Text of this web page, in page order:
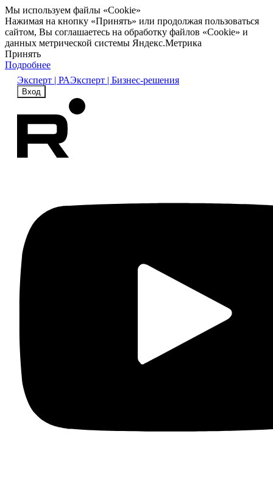
Мы используем файлы «Cookie»
Нажимая на кнопку «Принять» или продолжая пользоваться
сайтом, Вы соглашаетесь на обработку файлов «Cookie» и
данных метрической системы Яндекс.Метрика
Принять
Подробнее
Эксперт | РАЭксперт | Бизнес-решения
Вход